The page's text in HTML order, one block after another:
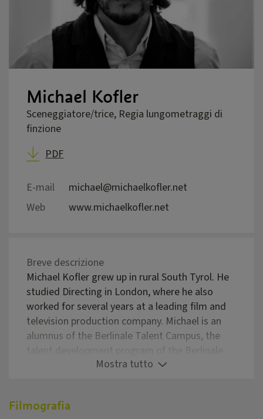
Michael Kofler
Sceneggiatore/trice, Regia lungometraggi di
finzione
PDF
E-mail
michael@michaelkofler.net
Web
www.michaelkofler.net
Breve descrizione
Michael Kofler grew up in rural South Tyrol. He
studied Directing in London, where he also
worked for several years at a leading film and
television production company. Michael is an
alumnus of the Berlinale Talent Campus, the
His screenplay for his debut feature film,
IDM Film Commission. The film had its world
Mostra tutto
Filmografia